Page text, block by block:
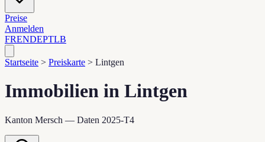
Preise
Anmelden
FRENDEPTLB
Startseite > Preiskarte > Lintgen
Immobilien in Lintgen
Kanton Mersch — Daten 2025-T4